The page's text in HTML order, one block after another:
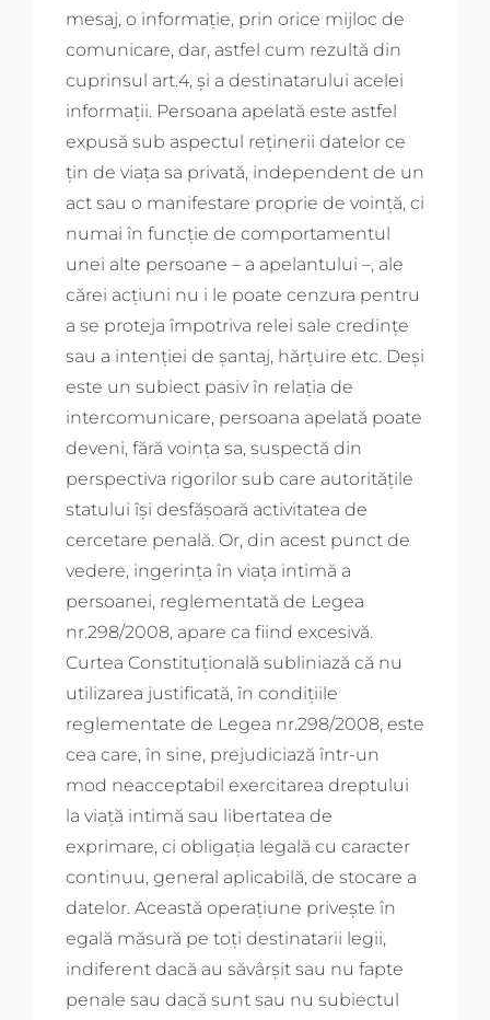
mesaj, o informaţie, prin orice mijloc de
comunicare, dar, astfel cum rezultă din
cuprinsul art.4, şi a destinatarului acelei
informaţii. Persoana apelată este astfel
expusă sub aspectul reţinerii datelor ce
ţin de viaţa sa privată, independent de un
act sau o manifestare proprie de voinţă, ci
numai în funcţie de comportamentul
unei alte persoane – a apelantului –, ale
cărei acţiuni nu i le poate cenzura pentru
a se proteja împotriva relei sale credinţe
sau a intenţiei de şantaj, hărţuire etc. Deşi
este un subiect pasiv în relaţia de
intercomunicare, persoana apelată poate
deveni, fără voinţa sa, suspectă din
perspectiva rigorilor sub care autorităţile
statului îşi desfăşoară activitatea de
cercetare penală. Or, din acest punct de
vedere, ingerinţa în viaţa intimă a
persoanei, reglementată de Legea
nr.298/2008, apare ca fiind excesivă.
Curtea Constituţională subliniază că nu
utilizarea justificată, în condiţiile
reglementate de Legea nr.298/2008, este
cea care, în sine, prejudiciază într-un
mod neacceptabil exercitarea dreptului
la viaţă intimă sau libertatea de
exprimare, ci obligaţia legală cu caracter
continuu, general aplicabilă, de stocare a
datelor. Această operaţiune priveşte în
egală măsură pe toţi destinatarii legii,
indiferent dacă au săvârşit sau nu fapte
penale sau dacă sunt sau nu subiectul